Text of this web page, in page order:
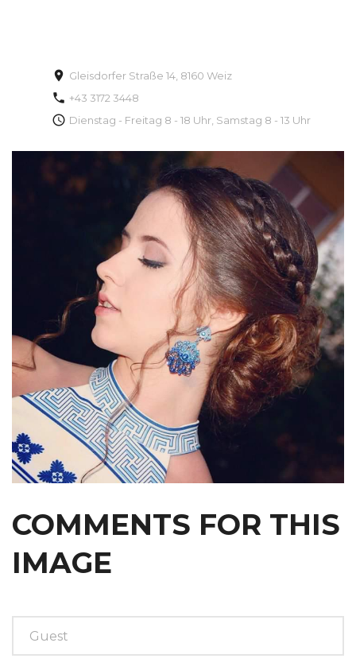
Gleisdorfer Straße 14, 8160 Weiz
+43 3172 3448
Dienstag - Freitag 8 - 18 Uhr, Samstag 8 - 13 Uhr
COMMENTS FOR THIS
IMAGE